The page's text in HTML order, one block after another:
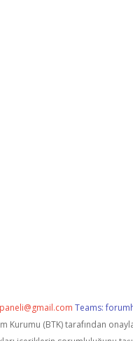
Teams:
Kurumu (BTK) tarafından